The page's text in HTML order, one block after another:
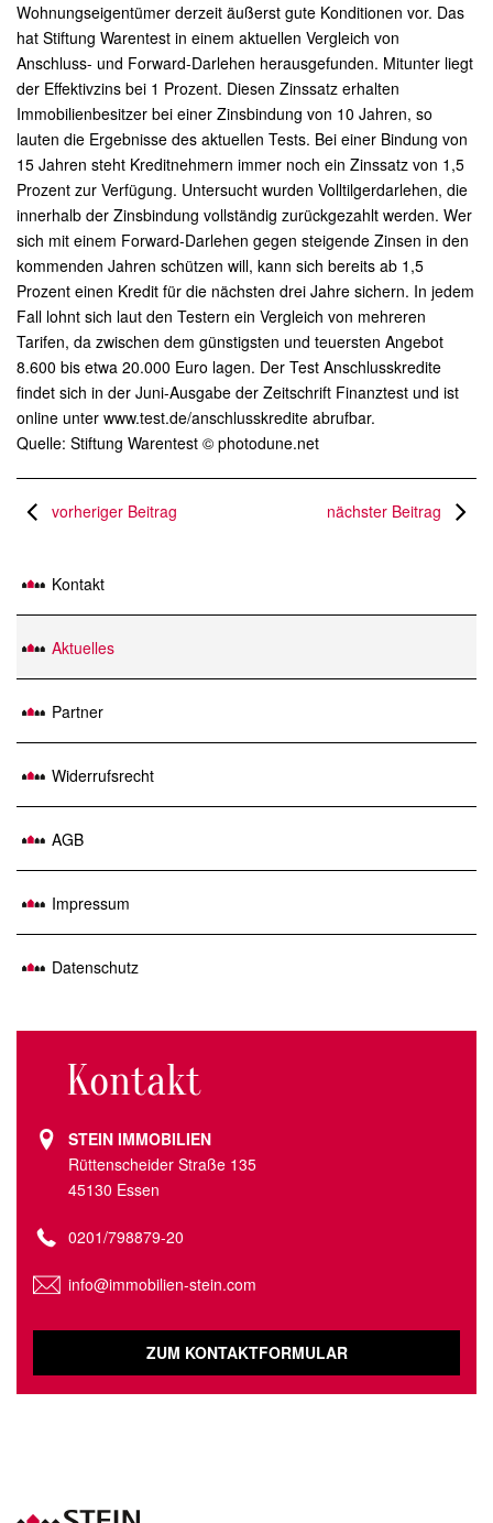
Wohnungseigentümer derzeit äußerst gute Konditionen vor. Das
hat Stiftung Warentest in einem aktuellen Vergleich von
Anschluss- und Forward-Darlehen herausgefunden. Mitunter liegt
der Effektivzins bei 1 Prozent. Diesen Zinssatz erhalten
Immobilienbesitzer bei einer Zinsbindung von 10 Jahren, so
lauten die Ergebnisse des aktuellen Tests. Bei einer Bindung von
15 Jahren steht Kreditnehmern immer noch ein Zinssatz von 1,5
Prozent zur Verfügung. Untersucht wurden Volltilgerdarlehen, die
innerhalb der Zinsbindung vollständig zurückgezahlt werden. Wer
sich mit einem Forward-Darlehen gegen steigende Zinsen in den
kommenden Jahren schützen will, kann sich bereits ab 1,5
Prozent einen Kredit für die nächsten drei Jahre sichern. In jedem
Fall lohnt sich laut den Testern ein Vergleich von mehreren
Tarifen, da zwischen dem günstigsten und teuersten Angebot
8.600 bis etwa 20.000 Euro lagen. Der Test Anschlusskredite
findet sich in der Juni-Ausgabe der Zeitschrift Finanztest und ist
online unter www.test.de/anschlusskredite abrufbar.
Quelle: Stiftung Warentest © photodune.net
vorheriger Beitrag nächster Beitrag
Kontakt
Aktuelles
Partner
Widerrufsrecht
AGB
Impressum
Datenschutz
Kontakt
STEIN IMMOBILIEN
Rüttenscheider Straße 135
45130 Essen
0201/798879-20
info@immobilien-stein.com
ZUM KONTAKTFORMULAR